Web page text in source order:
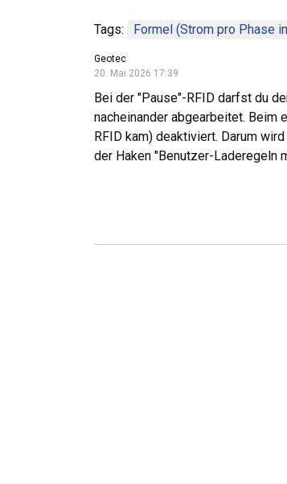
Tags: Formel (Strom pro Phase
Geotec
20. Mai 2026 17:39
Bei der "Pause"-RFID darfst du
nacheinander abgearbeitet. Beim
RFID kam) deaktiviert. Darum
der Haken "Benutzer-Laderegeln